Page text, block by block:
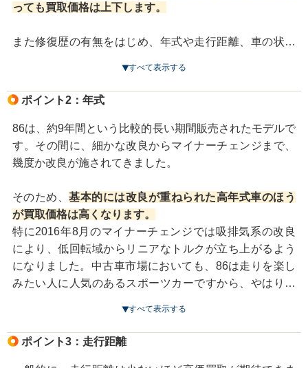
っても買取価格は上下します。
また修復歴の有無をはじめ、年式や走行距離、車の状態
くらいの価値があるのかを把握することが大切です。
すべて表示する
ポイント2：年式
86は、約9年間という比較的長い期間販売されたモデルで
す。その間に、細かな改良からマイナーチェンジまで、
幾度か改良が施されてきました。
そのため、 基本的には改良が重ねられた高年式車のほう
が買取価格は高くなります。
特に2016年8月のマイナーチェンジでは吸排気系の改良
により、低回転域からリニアなトルクが立ち上がるよう
になりました。中古車市場においても、86は走りを楽し
みたい人に人気のあるスポーツカーですから、やはりマ
すべて表示する
ポイント3：走行距離